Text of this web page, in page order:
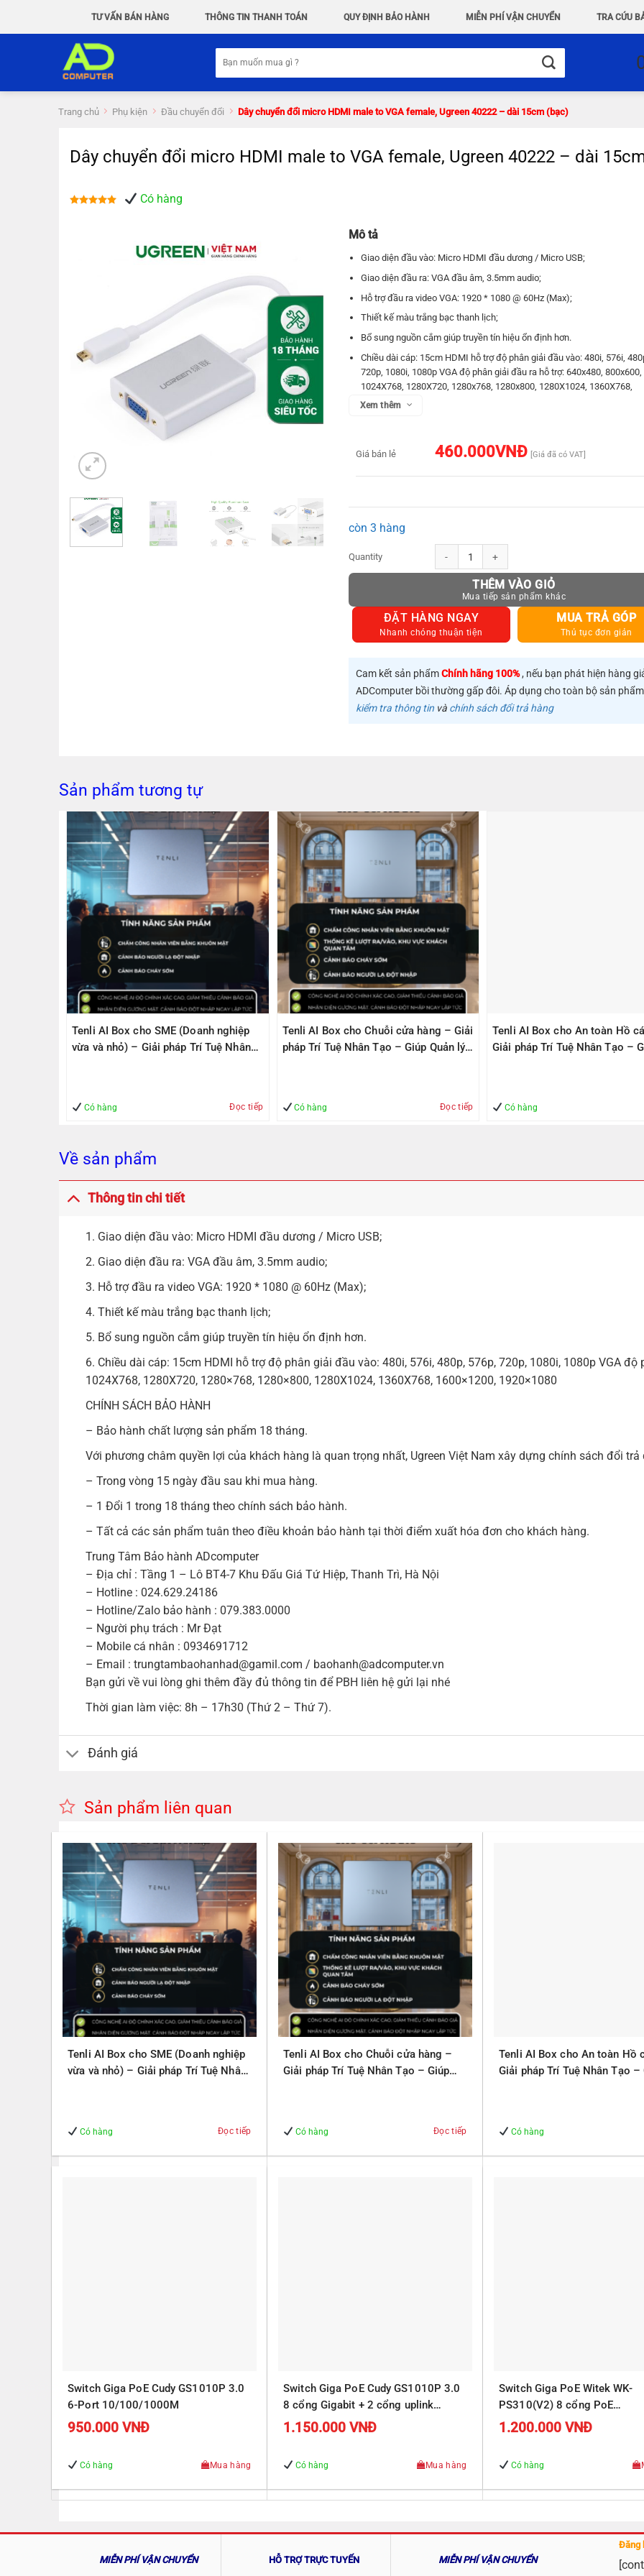
TƯ VẤN BÁN HÀNG THÔNG TIN THANH TOÁN QUY ĐỊNH BẢO HÀNH MIỄN PHÍ VẬN CHUYỂN TRA CỨU
kiếm:
Trang chủ Phụ kiện Đầu chuyển đổi Dây chuyển đổi micro HDMI male to VGA female, Ugreen 40222 – dài 15cm (bạc)
Dây chuyển đổi micro HDMI male to VGA female, Ugreen 40222 – dài
Có hàng
Mô tả
Giao diện đầu vào: Micro HDMI đầu dương / Micro USB;
Giao diện đầu ra: VGA đầu âm, 3.5mm audio;
Hỗ trợ đầu ra video VGA: 1920 * 1080 @ 60Hz (Max);
Thiết kế màu trắng bạc thanh lịch;
Bổ sung nguồn cắm giúp truyền tín hiệu ổn định hơn.
Chiều dài cáp: 15cm HDMI hỗ trợ độ phân giải đầu vào: 480i, 576i,
720p, 1080i, 1080p VGA độ phân giải đầu ra hỗ trợ: 640x480, 800x600,
1024X768, 1280X720, 1280x768, 1280x800, 1280X1024, 1360X768,
1600x1200, 1920x1080
Xem thêm
Giá bán lẻ 460.000VNĐ [Giá đã có VAT]
còn 3 hàng
Dây chuyển đổi micro HDMI male to VGA female, Ugreen 40222 -
THÊM VÀO GIỎ
ĐẶT HÀNG NGAY
Nhanh chóng thuận tiện
MUA TRẢ GÓP
Thủ tục đơn giản
Cam kết sản phẩmChính hãng 100%, nếu bạn phát hiện hàng
ADComputer bồi thường gấp đôi. Áp dụng cho toàn bộ sản
kiểm tra thông tin và chính sách đổi trả hàng
Sản phẩm tương tự
Tenli AI Box cho SME (Doanh nghiệp
vừa và nhỏ) – Giải pháp Trí Tuệ Nhân
Có hàng Đọc tiếp
Tenli AI Box cho Chuỗi cửa hàng – Giải
pháp Trí Tuệ Nhân Tạo – Giúp Quản lý
Có hàng Đọc tiếp
Tenli AI Box cho An toàn Hồ
Giải pháp Trí Tuệ Nhân Tạo –
Có hàng
Về sản phẩm
Thông tin chi tiết
1. Giao diện đầu vào: Micro HDMI đầu dương / Micro USB;
2. Giao diện đầu ra: VGA đầu âm, 3.5mm audio;
3. Hỗ trợ đầu ra video VGA: 1920 * 1080 @ 60Hz (Max);
4. Thiết kế màu trắng bạc thanh lịch;
5. Bổ sung nguồn cắm giúp truyền tín hiệu ổn định hơn.
6. Chiều dài cáp: 15cm HDMI hỗ trợ độ phân giải đầu vào: 480i, 576i, 480p, 576p, 720p, 1080i, 1080p VGA
1024X768, 1280X720, 1280×768, 1280×800, 1280X1024, 1360X768, 1600×1200, 1920×1080
CHÍNH SÁCH BẢO HÀNH
– Bảo hành chất lượng sản phẩm 18 tháng.
Với phương châm quyền lợi của khách hàng là quan trọng nhất, Ugreen Việt Nam xây dựng chính sách đổi
– Trong vòng 15 ngày đầu sau khi mua hàng.
– 1 Đổi 1 trong 18 tháng theo chính sách bảo hành.
– Tất cả các sản phẩm tuân theo điều khoản bảo hành tại thời điểm xuất hóa đơn cho khách hàng.
Trung Tâm Bảo hành ADcomputer
– Địa chỉ : Tầng 1 – Lô BT4-7 Khu Đấu Giá Tứ Hiệp, Thanh Trì, Hà Nội
– Hotline : 024.629.24186
– Hotline/Zalo bảo hành : 079.383.0000
– Người phụ trách : Mr Đạt
– Mobile cá nhân : 0934691712
– Email : trungtambaohanhad@gamil.com / baohanh@adcomputer.vn
Bạn gửi về vui lòng ghi thêm đầy đủ thông tin để PBH liên hệ gửi lại nhé
Thời gian làm việc: 8h – 17h30 (Thứ 2 – Thứ 7).
Đánh giá
Sản phẩm liên quan
Tenli AI Box cho SME (Doanh nghiệp
vừa và nhỏ) – Giải pháp Trí Tuệ Nhân
Có hàng Đọc tiếp
Tenli AI Box cho Chuỗi cửa hàng –
Giải pháp Trí Tuệ Nhân Tạo – Giúp
Có hàng Đọc tiếp
Tenli AI Box cho An toàn Hồ
Giải pháp Trí Tuệ Nhân Tạo –
Có hàng
Switch Giga PoE Cudy GS1010P 3.0
6-Port 10/100/1000M
950.000VNĐ
Có hàng Mua hàng
Switch Giga PoE Cudy GS1010P 3.0
8 cổng Gigabit + 2 cổng uplink
Gigabit
1.150.000VNĐ
Có hàng Mua hàng
Switch Giga PoE Witek WK-
PS310(V2) 8 cổng PoE
10/100/1000Mbps, 2 cổng
1.200.000VNĐ
Có hàng
MIỄN PHÍ VẬN CHUYỂN HỖ TRỢ TRỰC TUYẾN MIỄN PHÍ VẬN CHUYỂN
Đăng